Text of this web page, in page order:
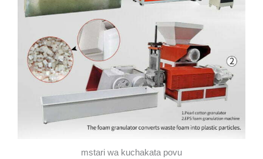
mstari wa kuchakata povu